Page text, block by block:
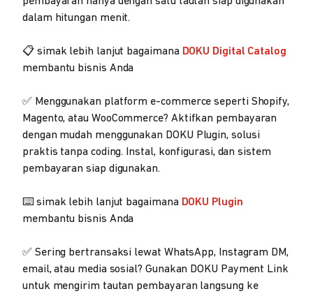
dalam hitungan menit.
📋 simak lebih lanjut bagaimana DOKU Digital Catalog
membantu bisnis Anda
✅ Menggunakan platform e-commerce seperti Shopify,
Magento, atau WooCommerce? Aktifkan pembayaran
dengan mudah menggunakan DOKU Plugin, solusi
praktis tanpa coding. Instal, konfigurasi, dan sistem
pembayaran siap digunakan.
⌨️ simak lebih lanjut bagaimana DOKU Plugin
membantu bisnis Anda
✅ Sering bertransaksi lewat WhatsApp, Instagram DM,
email, atau media sosial? Gunakan DOKU Payment Link
untuk mengirim tautan pembayaran langsung ke